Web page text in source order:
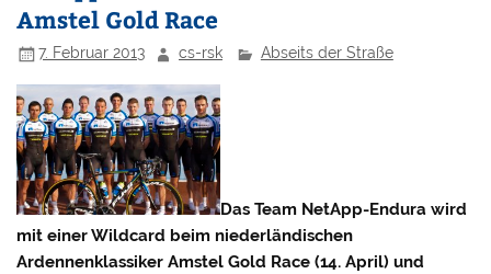
Amstel Gold Race
7. Februar 2013 cs-rsk Abseits der Straße
Das Team NetApp-Endura wird
mit einer Wildcard beim niederländischen
Ardennenklassiker Amstel Gold Race (14. April) und